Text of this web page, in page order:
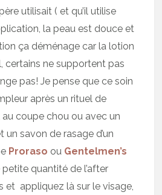
utilisait ( et qu’il utilise
la peau est douce et
ça déménage car la lotion
certains ne supportent pas
pas! Je pense que ce soin
après un rituel de
coupe chou ou avec un
un savon de rasage d’un
Proraso ou Gentelmen’s
petite quantité de l’after
et appliquez là sur le visage,